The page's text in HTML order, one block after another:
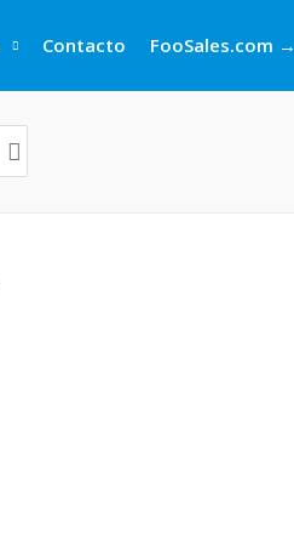
Contacto FooSales.com →